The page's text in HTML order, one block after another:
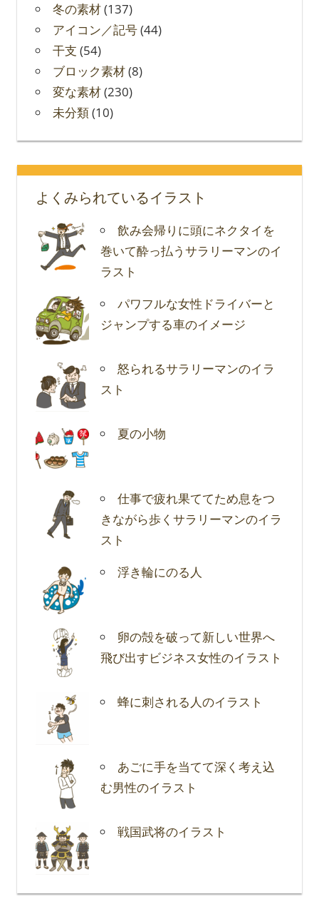
冬の素材(137)
アイコン／記号(44)
干支 (54)
ブロック素材(8)
変な素材(230)
未分類(10)
よくみられているイラスト
飲み会帰りに頭にネクタイを
巻いて酔っ払うサラリーマンのイ
ラスト
パワフルな女性ドライバーと
ジャンプする車のイメージ
怒られるサラリーマンのイラ
スト
夏の小物
仕事で疲れ果ててため息をつ
きながら歩くサラリーマンのイラ
スト
浮き輪にのる人
卵の殻を破って新しい世界へ
飛び出すビジネス女性のイラスト
蜂に刺される人のイラスト
あごに手を当てて深く考え込
む男性のイラスト
戦国武将のイラスト